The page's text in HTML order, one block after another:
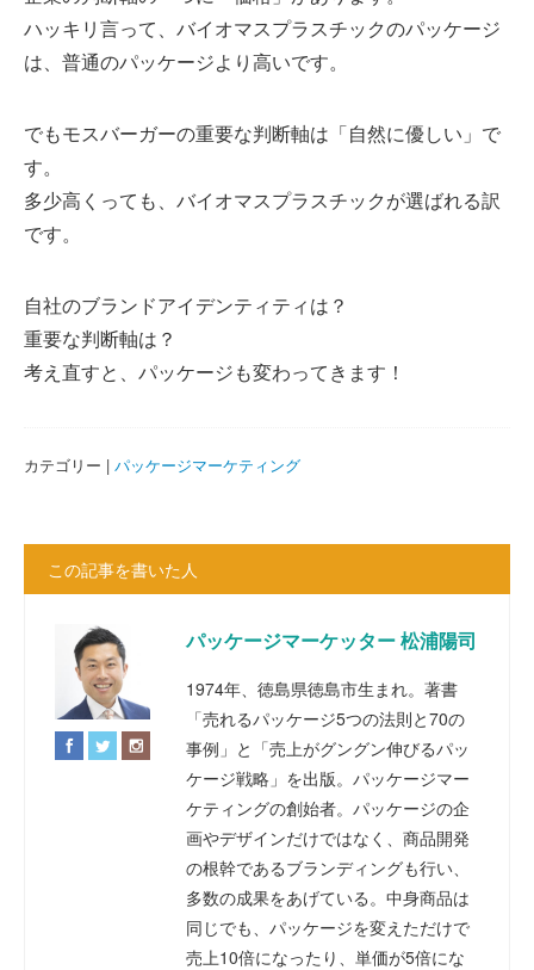
ハッキリ言って、バイオマスプラスチックのパッケージ
は、普通のパッケージより高いです。
でもモスバーガーの重要な判断軸は「自然に優しい」で
す。
多少高くっても、バイオマスプラスチックが選ばれる訳
です。
自社のブランドアイデンティティは？
重要な判断軸は？
考え直すと、パッケージも変わってきます！
カテゴリー | パッケージマーケティング
この記事を書いた人
パッケージマーケッター 松浦陽司
1974年、徳島県徳島市生まれ。著書
「売れるパッケージ5つの法則と70の
事例」と「売上がグングン伸びるパッ
ケージ戦略」を出版。パッケージマー
ケティングの創始者。パッケージの企
画やデザインだけではなく、商品開発
の根幹であるブランディングも行い、
多数の成果をあげている。中身商品は
同じでも、パッケージを変えただけで
売上10倍になったり、単価が5倍にな